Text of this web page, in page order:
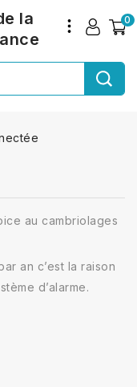
0
la
au cambriolages
an c’est la raison
d’alarme.